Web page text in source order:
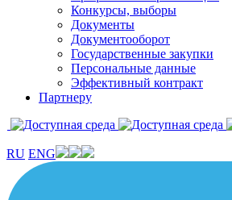
Конкурсы, выборы
Документы
Документооборот
Государственные закупки
Персональные данные
Эффективный контракт
Партнеру
RU ENG